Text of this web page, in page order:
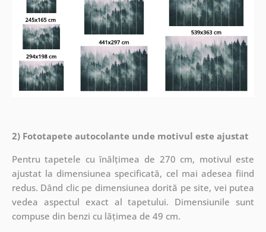
2) Fototapete autocolante unde motivul este ajustat
Pentru tapetele cu înălțimea de 270 cm, motivul este
ajustat la dimensiunea specificată, cel mai adesea fiind
redus. Dând clic pe dimensiunea dorită pe site, vei putea
vedea aspectul exact al tapetului. Dimensiunile sunt
compuse din benzi cu lățimea de 49 cm.